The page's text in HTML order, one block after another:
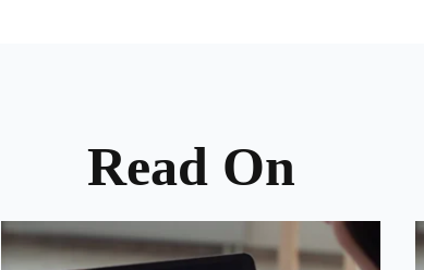
Read On